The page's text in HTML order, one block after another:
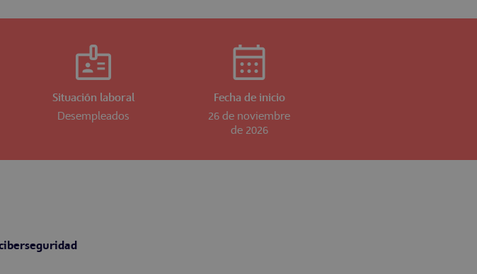
Situación laboral
Desempleados
Fecha de inicio
26 de noviembre
de 2026